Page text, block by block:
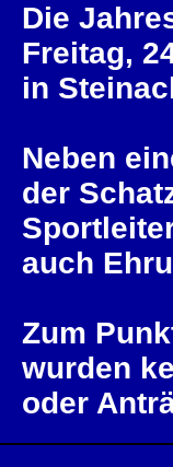
Die
Freitag,
in
Neben
der
auch
Zum
wurden
oder